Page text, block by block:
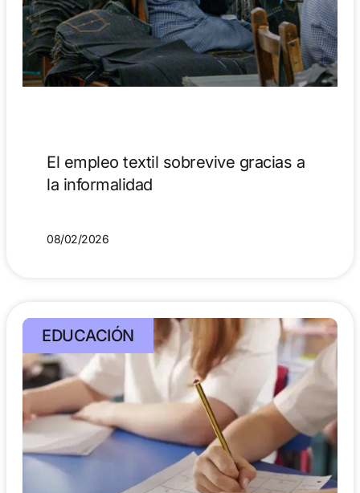
El empleo textil sobrevive gracias a
la informalidad
08/02/2026
EDUCACIÓN